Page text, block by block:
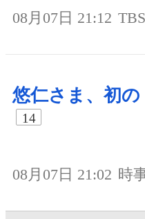
08月07日 21:12
悠仁さま、初の
14
08月07日 21:02 時